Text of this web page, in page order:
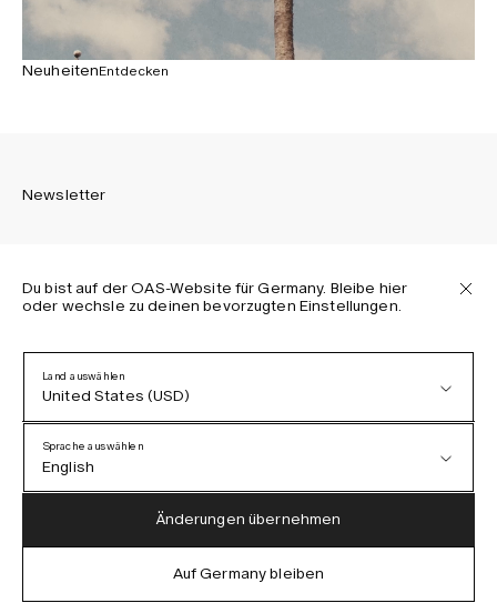
NeuheitenEntdecken
Newsletter
Melden Sie sich an, um die neuesten Informationen über
Datenschutzerklärung
AGB
Barrierefreiheit
Cookie-Richtlinie
Du bist auf der OAS-Website für Germany. Bleibe hier
oder wechsle zu deinen bevorzugten Einstellungen.
Land auswählen
United States (USD)
Austria (EUR)
Sprache auswählen
English
German
Änderungen übernehmen
Auf Germany bleiben